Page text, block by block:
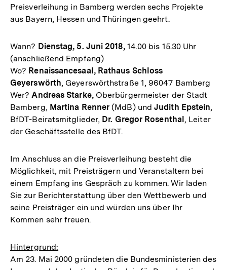
Preisverleihung in Bamberg werden sechs Projekte
aus Bayern, Hessen und Thüringen geehrt.
Wann? Dienstag, 5. Juni 2018, 14.00 bis 15.30 Uhr
(anschließend Empfang)
Wo? Renaissancesaal, Rathaus Schloss
Geyerswörth, Geyerswörthstraße 1, 96047 Bamberg
Wer?Andreas Starke,Oberbürgermeister der Stadt
Bamberg, Martina Renner(MdB) undJudith Epstein,
BfDT-Beiratsmitglieder, Dr. Gregor Rosenthal, Leiter
der Geschäftsstelle des BfDT.
Im Anschluss an die Preisverleihung besteht die
Möglichkeit, mit Preisträgern und Veranstaltern bei
einem Empfang ins Gespräch zu kommen. Wir laden
Sie zur Berichterstattung über den Wettbewerb und
seine Preisträger ein und würden uns über Ihr
Kommen sehr freuen.
Hintergrund:
Am 23. Mai 2000 gründeten die Bundesministerien des